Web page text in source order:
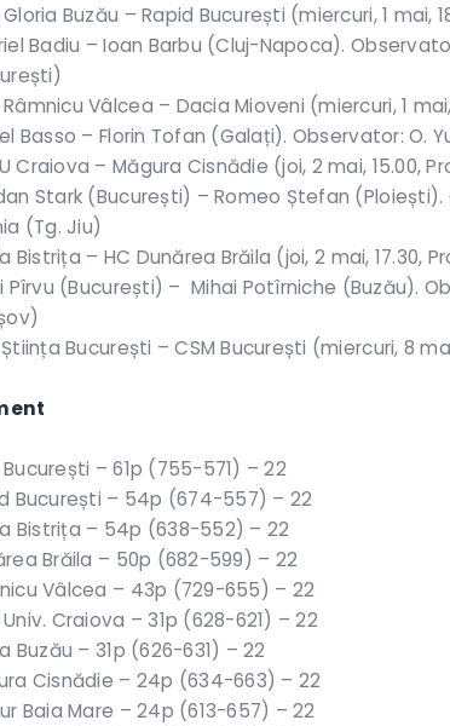
Gloria Buzău – Rapid București (miercuri, 1 mai,
Badiu – Ioan Barbu (Cluj-Napoca).
Râmnicu Vâlcea – Dacia Mioveni (miercuri, 1
Basso – Florin Tofan (Galați). Observator: O.
Craiova – Măgura Cisnădie (joi, 2 mai, 15.00,
Stark (București) – Romeo Ștefan (Ploiești).
(Tg. Jiu)
Bistrița – HC Dunărea Brăila (joi, 2 mai, 17.30,
Pîrvu (București) – Mihai Potîrniche (Buzău).
Știința București – CSM București (miercuri, 8
București – 61p (755-571) – 22
București – 54p (674-557) – 22
Bistrița – 54p (638-552) – 22
Brăila – 50p (682-599) – 22
Vâlcea – 43p (729-655) – 22
Univ. Craiova – 31p (628-621) – 22
Buzău – 31p (626-631) – 22
Cisnădie – 24p (634-663) – 22
Baia Mare – 24p (613-657) – 22